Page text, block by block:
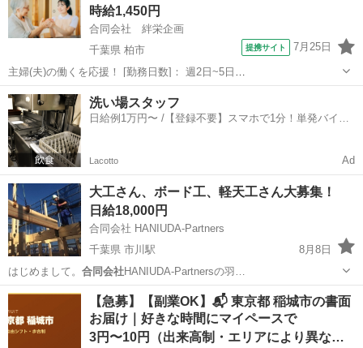
時給1,450円
合同会社 絆栄企画
千葉県 柏市
提携サイト 7月25日
主婦(夫)の働くを応援！ [勤務日数]： 週2日~5日
08:30~17:30/09:30~18:30/10:00~15:00/10:00~16:00/09:00~14:00 月/
火/水/木/金/土 などから選べます [...
千葉 柏市 介護福祉士
洗い場スタッフ
日給例1万円〜 /【登録不要】スマホで1分！単発バイト
Lacotto Ad
大工さん、ボード工、軽天工さん大募集！
日給18,000円
合同会社 HANIUDA-Partners
千葉県 市川駅
8月8日
はじめまして。 合同会社HANIUDA-Partnersの羽…
千葉 市川市 市川駅 大工
【急募】【副業OK】📬 東京都 稲城市の書面
お届け｜好きな時間にマイペースで
3円〜10円（出来高制・エリアにより異なる）